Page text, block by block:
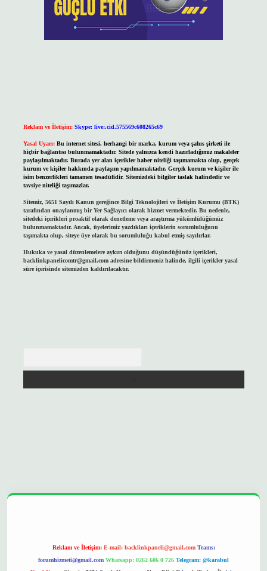
Reklam ve İletişim: Skype: live:.cid.575569c608265c69
Yasal Uyarı: Bu internet sitesi, herhangi bir marka, kurum veya şahıs şirketi ile
hiçbir bağlantısı bulunmamaktadır. Sitede yalnızca kendi hazırladığımız makaleler
paylaşılmaktadır. Burada yer alan içerikler haber niteliği taşımamakta olup, gerçek
kurum ve kişiler hakkında paylaşım yapılmamaktadır. Gerçek kurum ve kişiler ile
isim benzerlikleri tamamen tesadüfidir. Sitemizdeki bilgiler taslak halindedir ve
tavsiye niteliği taşımazlar.
Sitemiz, 5651 Sayılı Kanun gereğince Bilgi Teknolojileri ve İletişim Kurumu (BTK)
tarafından onaylanmış bir Yer Sağlayıcı olarak hizmet vermektedir. Bu nedenle,
sitedeki içerikleri proaktif olarak denetleme veya araştırma yükümlülüğümüz
bulunmamaktadır. Ancak, üyelerimiz yazdıkları içeriklerin sorumluluğunu
taşımakta olup, siteye üye olarak bu sorumluluğu kabul etmiş sayılırlar.
Hukuka ve yasal düzenlemelere aykırı olduğunu düşündüğünüz içerikleri,
backlinkpanelicomtr@gmail.comadresine bildirmeniz halinde, ilgili içerikler yasal
süre içerisinde sitemizden kaldırılacaktır.
Reklam ve İletişim: E-mail: backlinkpaneli@gmail.com Teams:
forumhizmeti@gmail.com Whatsapp: 0262 606 0 726 Telegram: @karabul